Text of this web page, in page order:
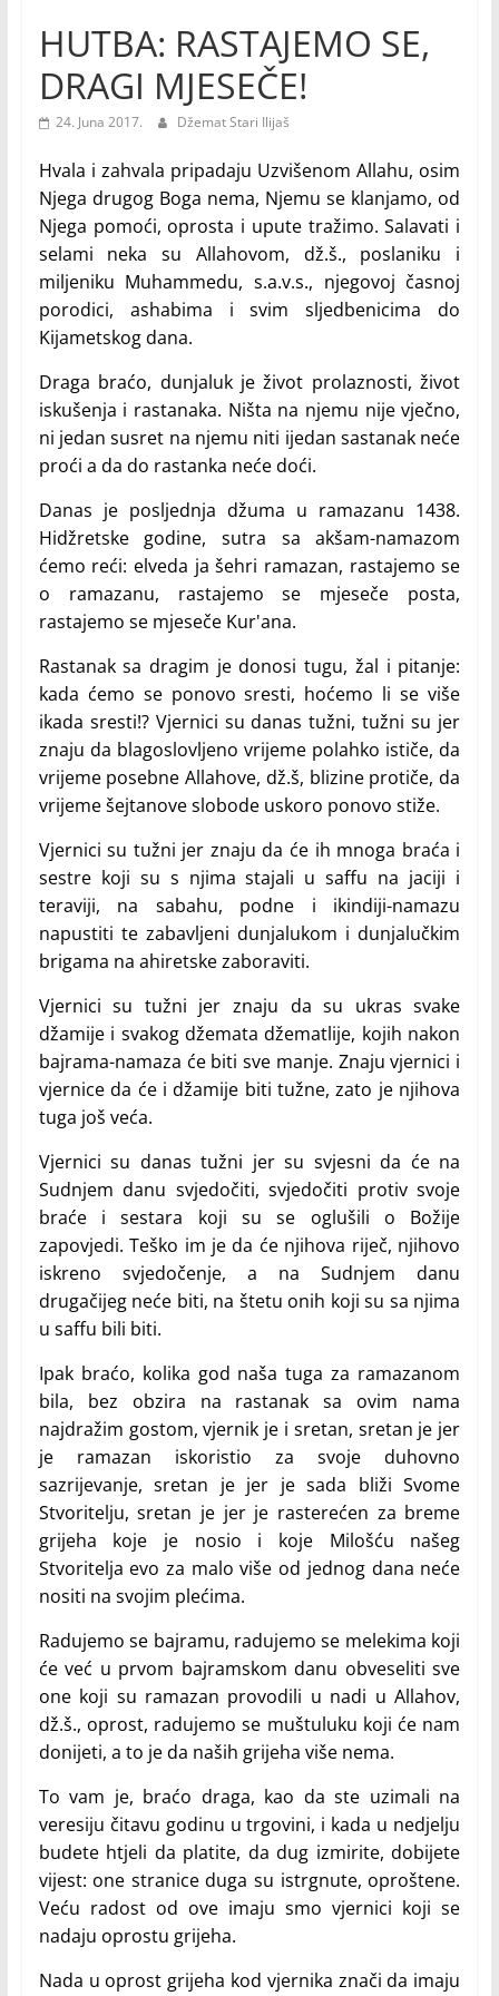
HUTBA: RASTAJEMO SE,
DRAGI MJESEČE!
24. Juna 2017. Džemat Stari Ilijaš
Hvala i zahvala pripadaju Uzvišenom Allahu, osim
Njega drugog Boga nema, Njemu se klanjamo, od
Njega pomoći, oprosta i upute tražimo. Salavati i
selami neka su Allahovom, dž.š., poslaniku i
miljeniku Muhammedu, s.a.v.s., njegovoj časnoj
porodici, ashabima i svim sljedbenicima do
Kijametskog dana.
Draga braćo, dunjaluk je život prolaznosti, život
iskušenja i rastanaka. Ništa na njemu nije vječno,
ni jedan susret na njemu niti ijedan sastanak neće
proći a da do rastanka neće doći.
Danas je posljednja džuma u ramazanu 1438.
Hidžretske godine, sutra sa akšam-namazom
ćemo reći: elveda ja šehri ramazan, rastajemo se
o ramazanu, rastajemo se mjeseče posta,
rastajemo se mjeseče Kur'ana.
Rastanak sa dragim je donosi tugu, žal i pitanje:
kada ćemo se ponovo sresti, hoćemo li se više
ikada sresti!? Vjernici su danas tužni, tužni su jer
znaju da blagoslovljeno vrijeme polahko ističe, da
vrijeme posebne Allahove, dž.š, blizine protiče, da
vrijeme šejtanove slobode uskoro ponovo stiže.
Vjernici su tužni jer znaju da će ih mnoga braća i
sestre koji su s njima stajali u saffu na jaciji i
teraviji, na sabahu, podne i ikindiji-namazu
napustiti te zabavljeni dunjalukom i dunjalučkim
brigama na ahiretske zaboraviti.
Vjernici su tužni jer znaju da su ukras svake
džamije i svakog džemata džematlije, kojih nakon
bajrama-namaza će biti sve manje. Znaju vjernici i
vjernice da će i džamije biti tužne, zato je njihova
tuga još veća.
Vjernici su danas tužni jer su svjesni da će na
Sudnjem danu svjedočiti, svjedočiti protiv svoje
braće i sestara koji su se oglušili o Božije
zapovjedi. Teško im je da će njihova riječ, njihovo
iskreno svjedočenje, a na Sudnjem danu
drugačijeg neće biti, na štetu onih koji su sa njima
u saffu bili biti.
Ipak braćo, kolika god naša tuga za ramazanom
bila, bez obzira na rastanak sa ovim nama
najdražim gostom, vjernik je i sretan, sretan je jer
je ramazan iskoristio za svoje duhovno
sazrijevanje, sretan je jer je sada bliži Svome
Stvoritelju, sretan je jer je rasterećen za breme
grijeha koje je nosio i koje Milošću našeg
Stvoritelja evo za malo više od jednog dana neće
nositi na svojim plećima.
Radujemo se bajramu, radujemo se melekima koji
će već u prvom bajramskom danu obveseliti sve
one koji su ramazan provodili u nadi u Allahov,
dž.š., oprost, radujemo se muštuluku koji će nam
donijeti, a to je da naših grijeha više nema.
To vam je, braćo draga, kao da ste uzimali na
veresiju čitavu godinu u trgovini, i kada u nedjelju
budete htjeli da platite, da dug izmirite, dobijete
vijest: one stranice duga su istrgnute, oproštene.
Veću radost od ove imaju smo vjernici koji se
nadaju oprostu grijeha.
Nada u oprost grijeha kod vjernika znači da imaju